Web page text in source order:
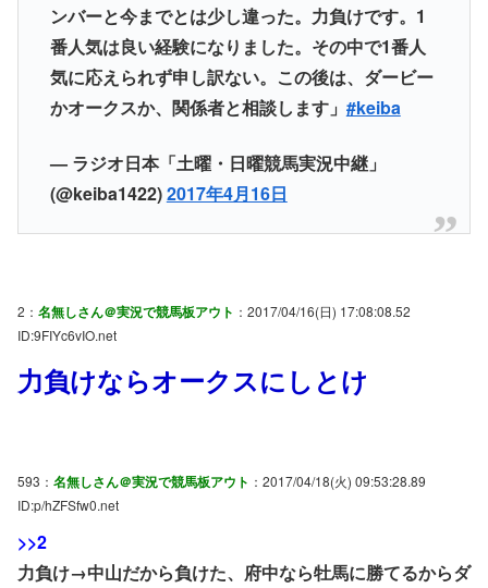
ンバーと今までとは少し違った。力負けです。1
番人気は良い経験になりました。その中で1番人
気に応えられず申し訳ない。この後は、ダービー
かオークスか、関係者と相談します」 #keiba
— ラジオ日本「土曜・日曜競馬実況中継」
(@keiba1422)2017年4月16日
2： 名無しさん＠実況で競馬板アウト ：2017/04/16(日) 17:08:08.52
ID:9FIYc6vIO.net
力負けならオークスにしとけ
593： 名無しさん＠実況で競馬板アウト ：2017/04/18(火) 09:53:28.89
ID:p/hZFSfw0.net
>>2
力負け→中山だから負けた、府中なら牡馬に勝てるからダ